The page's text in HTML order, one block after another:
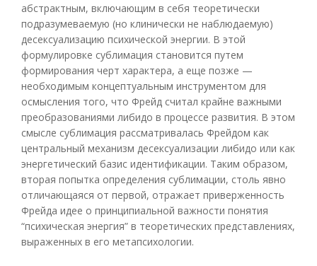
абстрактным, включающим в себя теоретически
подразумеваемую (но клинически не наблюдаемую)
десексуализацию психической энергии. В этой
формулировке сублимация становится путем
формирования черт характера, а еще позже —
необходимым концептуальным инструментом для
осмысления того, что Фрейд считал крайне важными
преобразованиями либидо в процессе развития. В этом
смысле сублимация рассматривалась Фрейдом как
центральный механизм десексуализации либидо или как
энергетический базис идентификации. Таким образом,
вторая попытка определения сублимации, столь явно
отличающаяся от первой, отражает приверженность
Фрейда идее о принципиальной важности понятия
“психическая энергия” в теоретических представлениях,
выраженных в его метапсихологии.